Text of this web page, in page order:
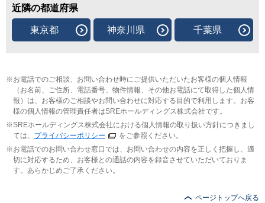
近隣の都道府県
東京都 神奈川県 千葉県
お電話でのご相談、お問い合わせ時にご提供いただいたお客様の個人情報
（お名前、ご住所、電話番号、物件情報、その他お電話にて取得した個人情
報）は、お客様のご相談やお問い合わせに対応する目的で利用します。お客
様の個人情報の管理責任者はSREホールディングス株式会社です。
SREホールディングス株式会社における個人情報の取り扱い方針につきまし
ては、 プライバシーポリシー
をご参照ください。
お電話でのお問い合わせ窓口では、お問い合わせの内容を正しく把握し、適
切に対応するため、お客様との通話の内容を録音させていただいておりま
す。あらかじめご了承ください。
ページトップへ戻る